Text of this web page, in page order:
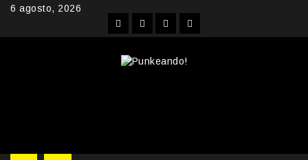
Skip6 agosto, 2026
FacebookInstagram
YouTubeTwitter